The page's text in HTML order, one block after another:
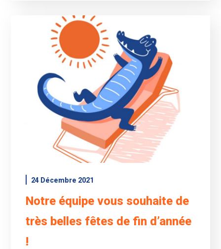
24 Décembre 2021
Notre équipe vous souhaite de
très belles fêtes de fin d’année
!